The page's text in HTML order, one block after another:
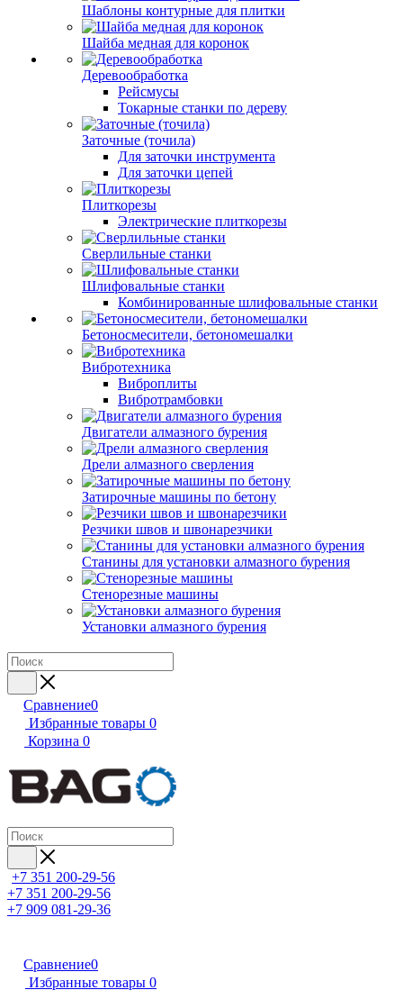
Шаблоны контурные для плитки
Шайба медная для коронок
Деревообработка
Рейсмусы
Токарные станки по дереву
Заточные (точила)
Для заточки инструмента
Для заточки цепей
Плиткорезы
Электрические плиткорезы
Сверлильные станки
Шлифовальные станки
Комбинированные шлифовальные станки
Бетоносмесители, бетономешалки
Вибротехника
Виброплиты
Вибротрамбовки
Двигатели алмазного бурения
Дрели алмазного сверления
Затирочные машины по бетону
Резчики швов и швонарезчики
Станины для установки алмазного бурения
Стенорезные машины
Установки алмазного бурения
Сравнение0
Избранные товары 0
Корзина 0
+7 351 200-29-56
+7 351 200-29-56
+7 909 081-29-36
Сравнение0
Избранные товары 0